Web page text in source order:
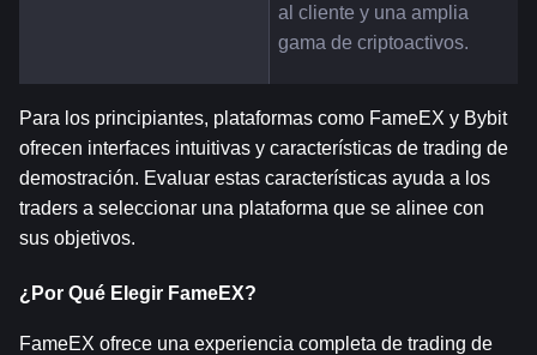
al cliente y una amplia
gama de criptoactivos.
Para los principiantes, plataformas como FameEX y Bybit
ofrecen interfaces intuitivas y características de trading de
demostración. Evaluar estas características ayuda a los
traders a seleccionar una plataforma que se alinee con
sus objetivos.
¿Por Qué Elegir FameEX?
FameEX ofrece una experiencia completa de trading de